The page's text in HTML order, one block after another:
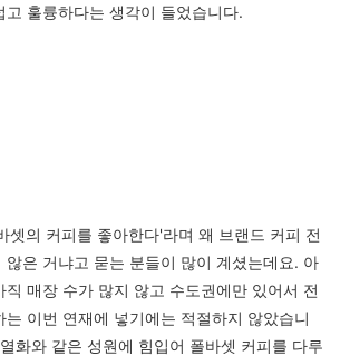
고 훌륭하다는 생각이 들었습니다.
셋의 커피를 좋아한다'라며 왜 브랜드 커피 전
않은 거냐고 묻는 분들이 많이 계셨는데요. 아
직 매장 수가 많지 않고 수도권에만 있어서 전
는 이번 연재에 넣기에는 적절하지 않았습니
화와 같은 성원에 힘입어 폴바셋 커피를 다루